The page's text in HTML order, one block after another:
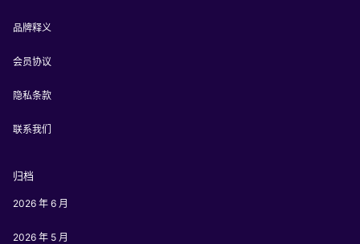
品牌释义
会员协议
隐私条款
联系我们
归档
2026 年 6 月
2026 年 5 月